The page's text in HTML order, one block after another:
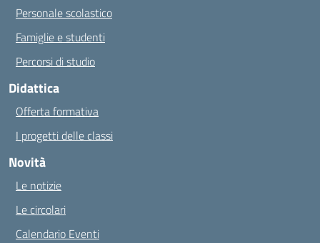
Personale scolastico
Famiglie e studenti
Percorsi di studio
Didattica
Offerta formativa
I progetti delle classi
Novità
Le notizie
Le circolari
Calendario Eventi